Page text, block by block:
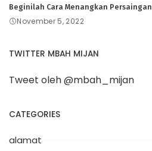
Beginilah Cara Menangkan Persaingan
November 5, 2022
TWITTER MBAH MIJAN
Tweet oleh @mbah_mijan
CATEGORIES
alamat